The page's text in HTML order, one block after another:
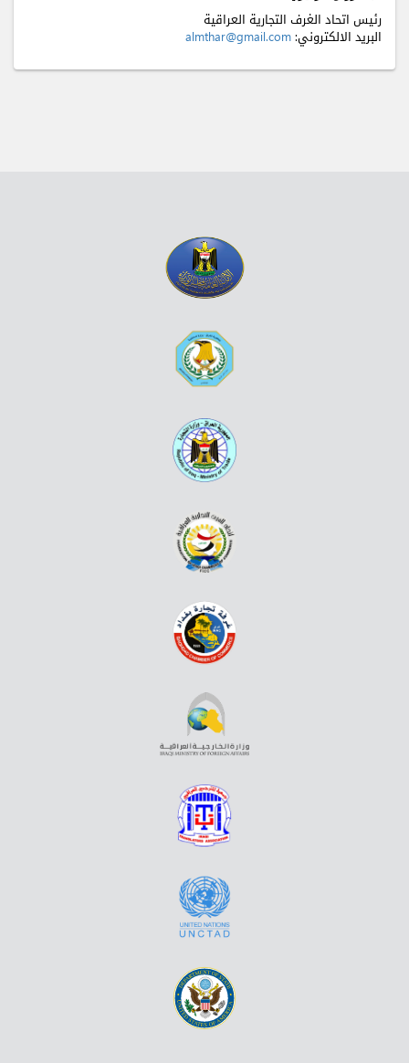
رئيس اتحاد الغرف التجارية العراقية
البريد الالكتروني:almthar@gmail.com